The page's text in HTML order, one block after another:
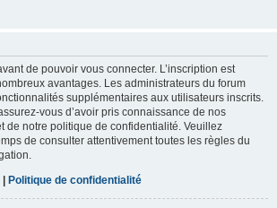
de pouvoir vous connecter. L’inscription est
avantages. Les administrateurs du forum
supplémentaires aux utilisateurs inscrits.
vous d’avoir pris connaissance de nos
de notre politique de confidentialité. Veuillez
de consulter attentivement toutes les règles du
| Politique de confidentialité